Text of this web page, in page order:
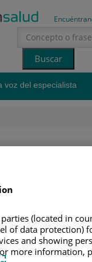
voz del especialista
conducta de la
enero de 2018
(located in
of data protection)
and showing
more information,